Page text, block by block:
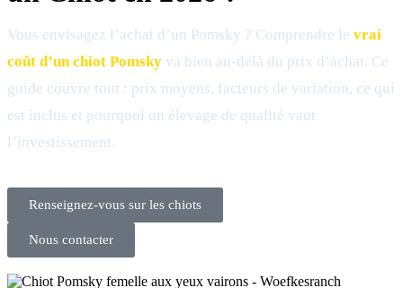
Vous envisagez l’achat d’un Pomsky ? Comprendre le vrai
coût d’un chiot Pomsky va bien au-delà du prix d’achat. Ce
guide couvre tout : prix moyens, facteurs de variation, ce qui
est inclus et pourquoi un élevage de qualité vaut
l’investissement.
Renseignez-vous sur les chiots
Nous contacter